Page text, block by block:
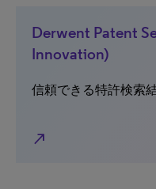
Derwent Patent
Innovation)
信頼できる特許検索
north_east